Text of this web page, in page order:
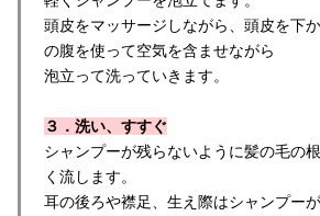
頭皮をマッサージしながら、頭皮を下
の腹を使って空気を含ませながら
泡立って洗っていきます。
３．洗い、すすぐ
シャンプーが残らないように髪の毛の
く流します。
耳の後ろや襟足、生え際はシャンプー